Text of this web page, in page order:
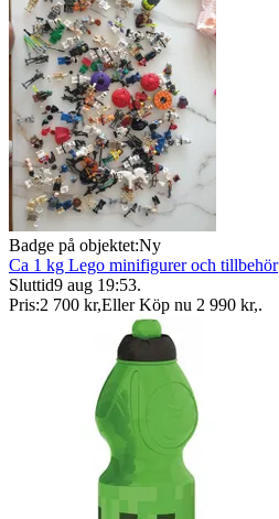
Badge på objektet:Ny
Ca 1 kg Lego minifigurer och tillbehör
Sluttid9 aug 19:53.
Pris:2 700 kr,Eller Köp nu 2 990 kr,.